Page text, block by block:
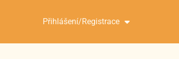
Přihlášení/Registrace